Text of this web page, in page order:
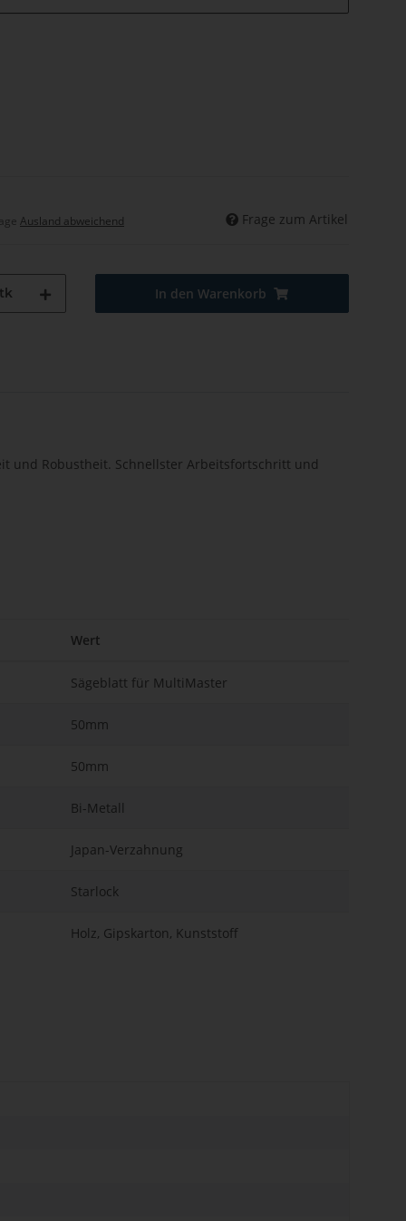
Ausland abweichend Frage zum Artikel
In den Warenkorb
und Robustheit. Schnellster Arbeitsfortschritt und
Wert
Sägeblatt für MultiMaster
50mm
50mm
Bi-Metall
Japan-Verzahnung
Starlock
Holz, Gipskarton, Kunststoff